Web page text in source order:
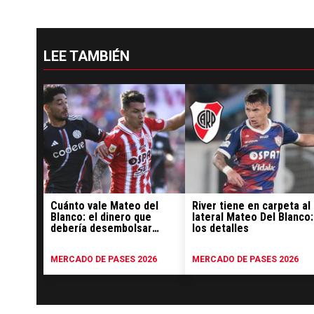
LEE TAMBIÉN
Cuánto vale Mateo del
Blanco: el dinero que
debería desembolsar
MERCADO DE PASES 2026
River tiene en carpeta al
lateral Mateo Del Blanco:
los detalles
MERCADO DE PASES 2026